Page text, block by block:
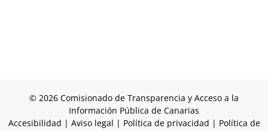
© 2026 Comisionado de Transparencia y Acceso a la
Información Pública de Canarias
Accesibilidad | Aviso legal | Política de privacidad | Política de